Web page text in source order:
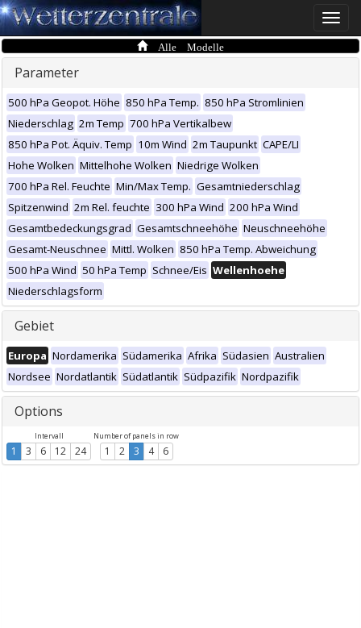
Toggle
Alle Modelle
Parameter
500 hPa Geopot. Höhe 850 hPa Temp. 850 hPa Stromlinien
Niederschlag 2m Temp 700 hPa Vertikalbew
850 hPa Pot. Äquiv. Temp 10m Wind 2m Taupunkt CAPE/LI
Hohe Wolken Mittelhohe Wolken Niedrige Wolken
700 hPa Rel. Feuchte Min/Max Temp. Gesamtniederschlag
Spitzenwind 2m Rel. feuchte 300 hPa Wind 200 hPa Wind
Gesamtbedeckungsgrad Gesamtschneehöhe Neuschneehöhe
Gesamt-Neuschnee Mittl. Wolken 850 hPa Temp. Abweichung
500 hPa Wind 50 hPa Temp Schnee/Eis Wellenhoehe
Niederschlagsform
Gebiet
Europa Nordamerika Südamerika Afrika Südasien Australien
Nordsee Nordatlantik Südatlantik Südpazifik Nordpazifik
Options
Intervall
1 3 6 12 24
Number of panels in row
1 2 3 4 6